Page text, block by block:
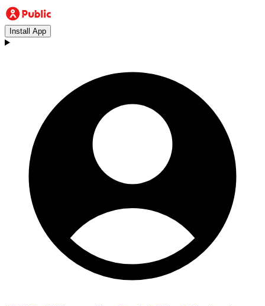
Install App